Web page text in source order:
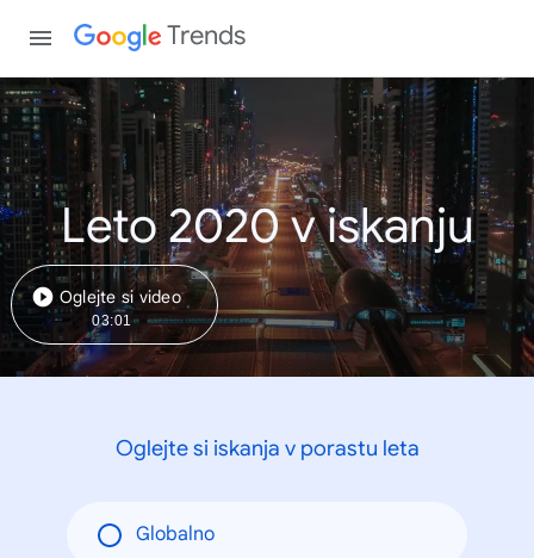
Trends
Leto 2020 v iskanju
Oglejte si video
03:01
Oglejte si iskanja v porastu leta
Globalno